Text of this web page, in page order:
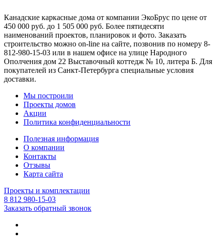
Канадские каркасные дома от компании ЭкоБрус по цене от
450 000 руб. до 1 505 000 руб. Более пятидесяти
наименований проектов, планировок и фото. Заказать
строительство можно on-line на сайте, позвонив по номеру 8-
812-980-15-03 или в нашем офисе на улице Народного
Ополчения дом 22 Выставочный коттедж № 10, литера Б. Для
покупателей из Санкт-Петербурга специальные условия
доставки.
Мы построили
Проекты домов
Акции
Политика конфиденциальности
Полезная информация
О компании
Контакты
Отзывы
Карта сайта
Проекты и комплектации
8 812 980-15-03
Заказать обратный звонок